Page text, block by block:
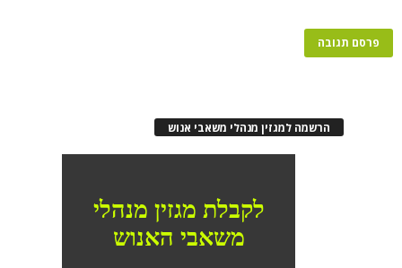
הרשמה למגזין מנהלי משאבי אנוש